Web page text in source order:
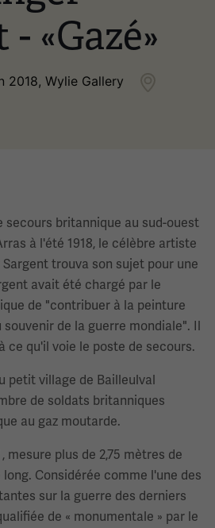
«Gazé»
2018, Wylie Gallery
secours britannique au sud-ouest
à l'été 1918, le célèbre artiste
trouva son sujet pour une
avait été chargé par le
de "contribuer à la peinture
de la guerre mondiale". Il
ce qu'il voie le poste de secours.
petit village de Bailleulval
de soldats britanniques
au gaz moutarde.
, mesure plus de 2,75 mètres de
Considérée comme l'une des
sur la guerre des derniers
de « monumentale » par le